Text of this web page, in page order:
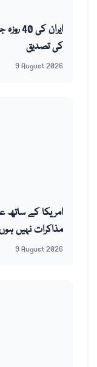
کی تصدیق
9 August 2026
امریکا کے ساتھ
مذاکرات نہیں
9 August 2026